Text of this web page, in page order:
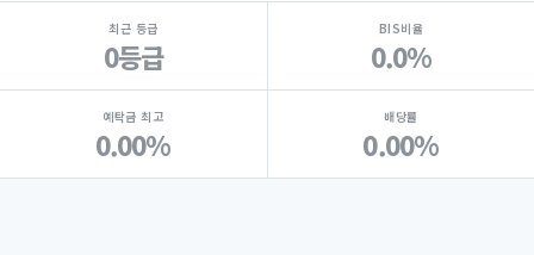
지점 핵심 지표 요약
최근 등급
0등급
BIS비율
0.0%
예탁금 최고
0.00%
배당률
0.00%